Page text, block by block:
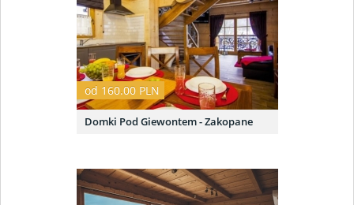
od 160.00 PLN
Domki Pod Giewontem - Zakopane